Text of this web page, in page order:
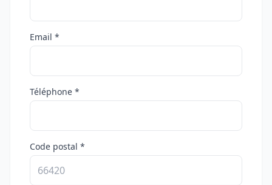
Email *
Téléphone *
Code postal *